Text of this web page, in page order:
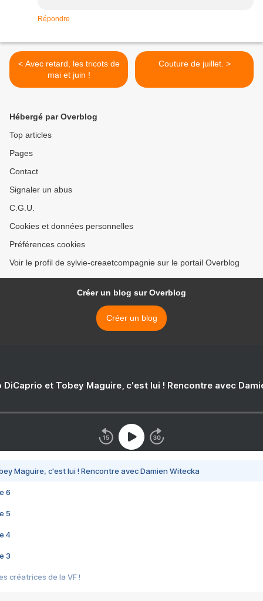
Répondre
< Avec retard, les tricots de
mai et juin !
Couture de juillet. >
Hébergé par Overblog
Top articles
Pages
Contact
Signaler un abus
C.G.U.
Cookies et données personnelles
Préférences cookies
Voir le profil de sylvie-creaetcompagnie sur le portail Overblog
Créer un blog sur Overblog
Créer un blog
DiCaprio et Tobey Maguire, c'est lui ! Rencontre avec
Maguire, c'est lui ! Rencontre avec Damien Witecka
6
5
4
3
créatrices de la VF !